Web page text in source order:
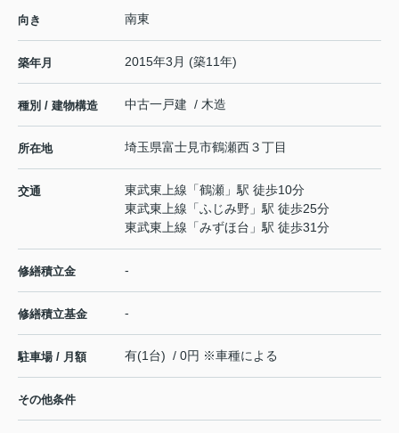
向き 南東
築年月 2015年3月 (築11年)
種別 / 建物構造 中古一戸建 / 木造
所在地 埼玉県富士見市鶴瀬西３丁目
交通 東武東上線 「鶴瀬 」駅 徒歩10分
東武東上線 「ふじみ野 」駅 徒歩25分
東武東上線 「みずほ台 」駅 徒歩31分
修繕積立金 -
修繕積立基金 -
駐車場 / 月額 有(1台) / 0円 ※車種による
その他条件